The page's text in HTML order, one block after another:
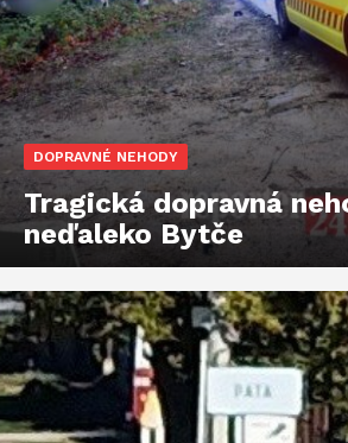
DOPRAVNÉ NEHODY
Tragická dopravná
neďaleko Bytče